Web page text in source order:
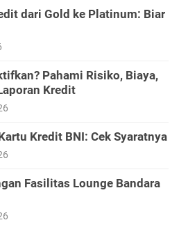
dari Gold ke Platinum: Biar
Pahami Risiko, Biaya,
Kredit
Kredit BNI: Cek Syaratnya
Fasilitas Lounge Bandara